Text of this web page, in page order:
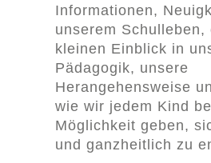
Informationen,
unserem Schulleben,
kleinen Einblick in
Pädagogik, unsere
Herangehensweise
wie wir jedem Kind
Möglichkeit geben,
und ganzheitlich zu